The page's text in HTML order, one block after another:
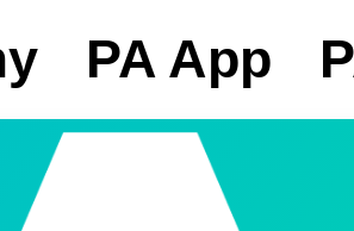
PA App